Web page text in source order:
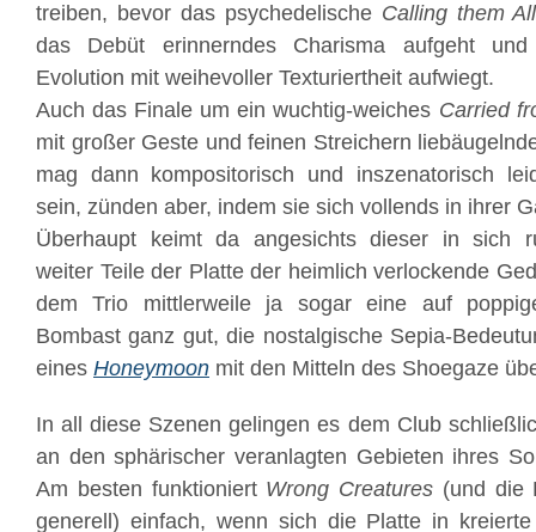
treiben, bevor das psychedelische Calling them
das Debüt erinnerndes Charisma aufgeht und
Evolution mit weihevoller Texturiertheit aufwiegt.
Auch das Finale um ein wuchtig-weiches Carried
mit großer Geste und feinen Streichern
mag dann kompositorisch und inszenatorisch
sein, zünden aber, indem sie sich vollends in ihrer
Überhaupt keimt da angesichts dieser in sich
weiter Teile der Platte der heimlich verlockende
dem Trio mittlerweile ja sogar eine auf
Bombast ganz gut, die nostalgische Sepia-
eines Honeymoon mit den Mitteln des Shoegaze
In all diese Szenen gelingen es dem Club
an den sphärischer veranlagten Gebieten ihres
Am besten funktioniertWrong Creatures (und die
generell) einfach, wenn sich die Platte in